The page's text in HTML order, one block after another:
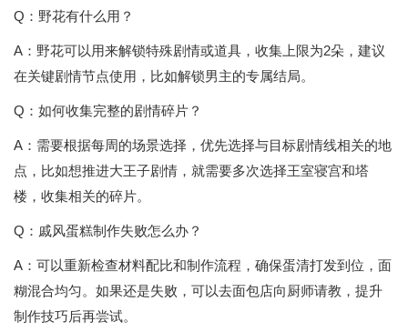
Q：野花有什么用？
A：野花可以用来解锁特殊剧情或道具，收集上限为2朵，建议
在关键剧情节点使用，比如解锁男主的专属结局。
Q：如何收集完整的剧情碎片？
A：需要根据每周的场景选择，优先选择与目标剧情线相关的地
点，比如想推进大王子剧情，就需要多次选择王室寝宫和塔
楼，收集相关的碎片。
Q：戚风蛋糕制作失败怎么办？
A：可以重新检查材料配比和制作流程，确保蛋清打发到位，面
糊混合均匀。如果还是失败，可以去面包店向厨师请教，提升
制作技巧后再尝试。